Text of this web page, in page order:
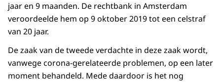
jaar en 9 maanden. De rechtbank in Amsterdam
veroordeelde hem op 9 oktober 2019 tot een celstraf
van 20 jaar.
De zaak van de tweede verdachte in deze zaak wordt,
vanwege corona-gerelateerde problemen, op een later
moment behandeld. Mede daardoor is het nog